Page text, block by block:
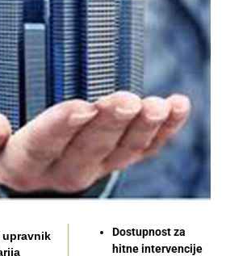
upravnik
Dostupnost za
hitne intervencije